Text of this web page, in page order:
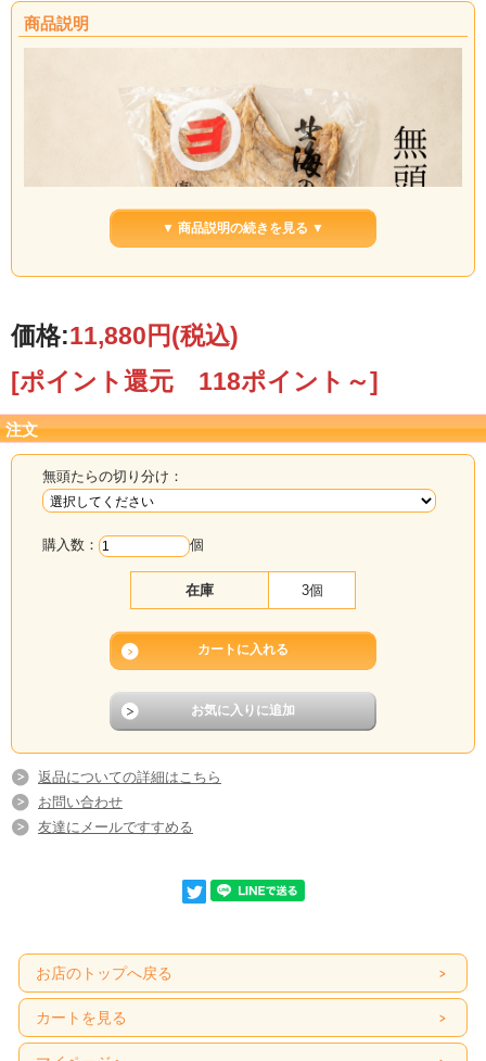
商品説明
「無頭たら1枚」は、北海道産の真鱈と食塩のみを使用し、天日干しにした昔なが
らの開きたらです。真鱈の素朴な旨みと、干すことで生まれる深い味わいを楽し
める、乾物屋らしい一品です。
やお酒、みりんなどを少し振りかけると、香ばしさと旨みがより引き立ちます。
晩酌のおともや酒の肴、ご飯のおかず、お茶漬けにもよく合います。
1枚そのままでのお届けのほか、ご希望に応じて無料で切り身にも承ります。ご家
庭で扱いやすく、昔ながらの乾物の味わいをゆっくり楽しみたい方におすすめで
原材料 真鱈（北海道産）、食塩
商品包装 ビニール袋入り
1000ｇ前後
直射日光・高温多湿を避けて保存。
備考
▼ 商品説明の続きを見る ▼
価格:11,880円(税込)
[ポイント還元 118ポイント～]
注文
無頭たらの切り分け：
購入数： 個
在庫 3個
返品についての詳細はこちら
お問い合わせ
友達にメールですすめる
お店のトップへ戻る
カートを見る